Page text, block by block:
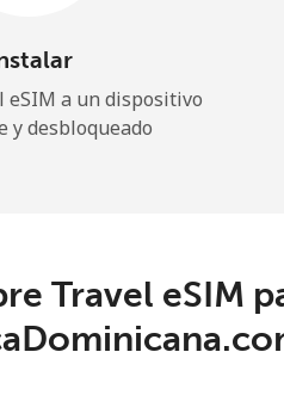
eSIM a un dispositivo
y desbloqueado
Travel eSIM